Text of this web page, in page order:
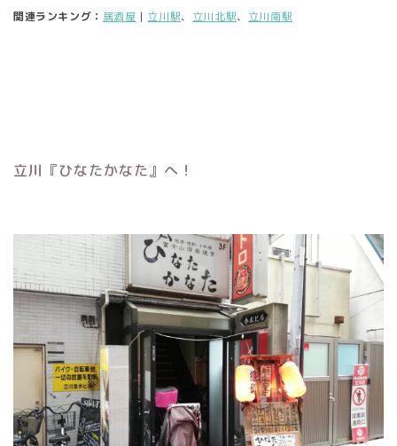
関連ランキング： 居酒屋 | 立川駅、 立川北駅、 立川南駅
立川『ひなたかなた』へ！